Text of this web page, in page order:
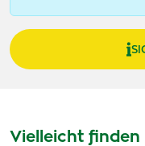
Vielleicht finden